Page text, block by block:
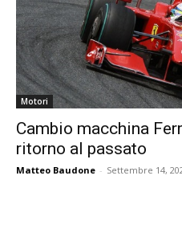
Motori
Cambio macchina
ritorno al passato
Matteo Baudone - Settembre 14,